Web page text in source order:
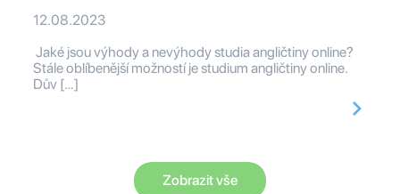
12.08.2023
Jaké jsou výhody a nevýhody studia angličtiny online?
Stále oblíbenější možností je studium angličtiny online.
Dův […]
Zobrazit vše